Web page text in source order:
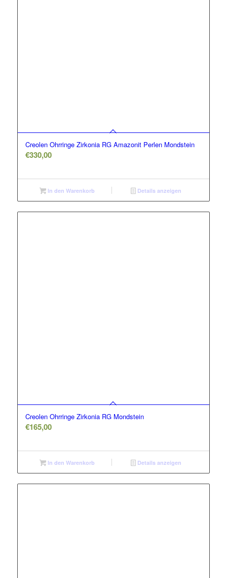
Creolen Ohrringe Zirkonia RG Amazonit Perlen Mondstein
€330,00
In den Warenkorb Details anzeigen
Creolen Ohrringe Zirkonia RG Mondstein
€165,00
In den Warenkorb Details anzeigen